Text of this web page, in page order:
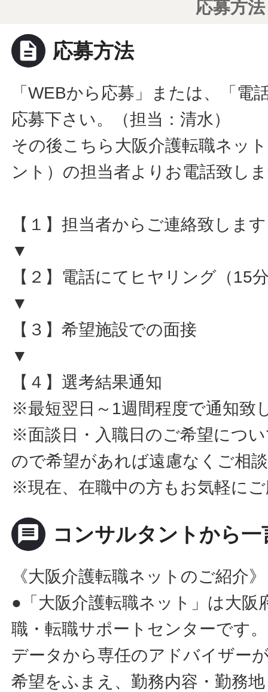
応募方法
description 応募方法
「WEBから応募」または、「電
応募下さい。（担当：清水）
その後こちら大阪介護転職ネッ
ント）の担当者よりお電話致し
【１】担当者からご連絡致します
▼
【２】電話にてヒヤリング（15
▼
【３】希望施設での面接
▼
【４】選考結果通知
※最短翌日～1週間程度で通知致
※面談日・入職日のご希望につ
ので希望があれば遠慮なくご相
※現在、在職中の方もお気軽に
message コンサルタントから一
《大阪介護転職ネットのご紹介》
●「大阪介護転職ネット」は大阪
職・転職サポートセンターです
データから専任のアドバイザー
希望をふまえ、勤務内容・勤務